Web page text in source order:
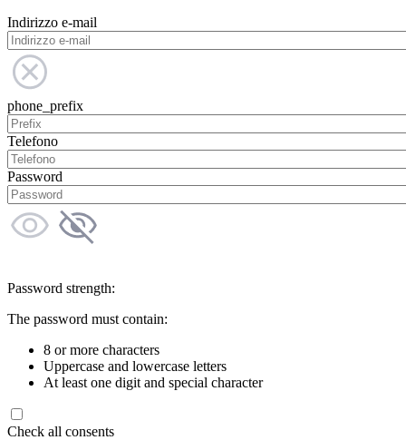
Indirizzo e-mail
phone_prefix
Telefono
Password
Password strength:
The password must contain:
8 or more characters
Uppercase and lowercase letters
At least one digit and special character
Check all consents